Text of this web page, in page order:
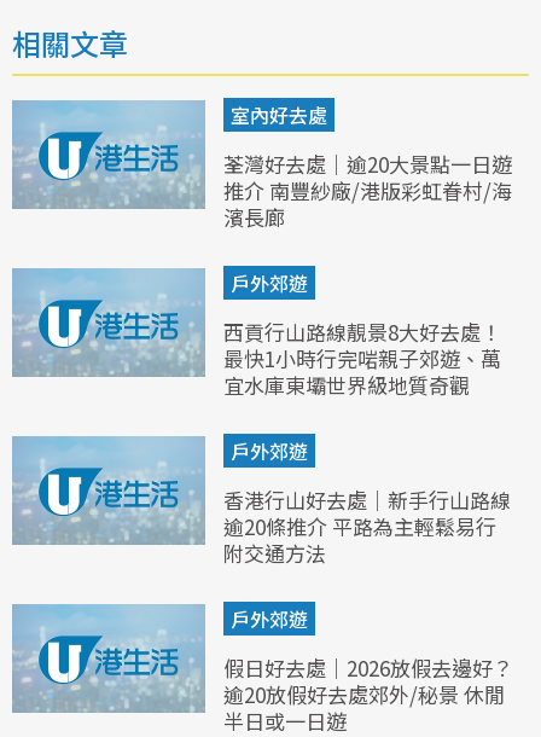
相關文章
室內好去處
荃灣好去處｜逾20大景點一日遊
推介 南豐紗廠/港版彩虹眷村/海
濱長廊
戶外郊遊
西貢行山路線靚景8大好去處！
最快1小時行完啱親子郊遊、萬
宜水庫東壩世界級地質奇觀
戶外郊遊
香港行山好去處｜新手行山路線
逾20條推介 平路為主輕鬆易行
附交通方法
戶外郊遊
假日好去處｜2026放假去邊好？
逾20放假好去處郊外/秘景 休閒
半日或一日遊